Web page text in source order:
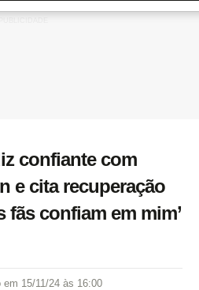
confiante com
e cita recuperação
fãs confiam em mim’
em 15/11/24 às 16:00